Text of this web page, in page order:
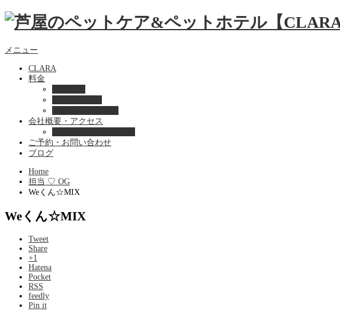
メニュー
CLARA
料金
会社概要・アクセス
ご予約・お問い合わせ
ブログ
Home
担当 ♡ OG
Weくん☆MIX
Weくん☆MIX
Tweet
Share
+1
Hatena
Pocket
RSS
feedly
Pin it